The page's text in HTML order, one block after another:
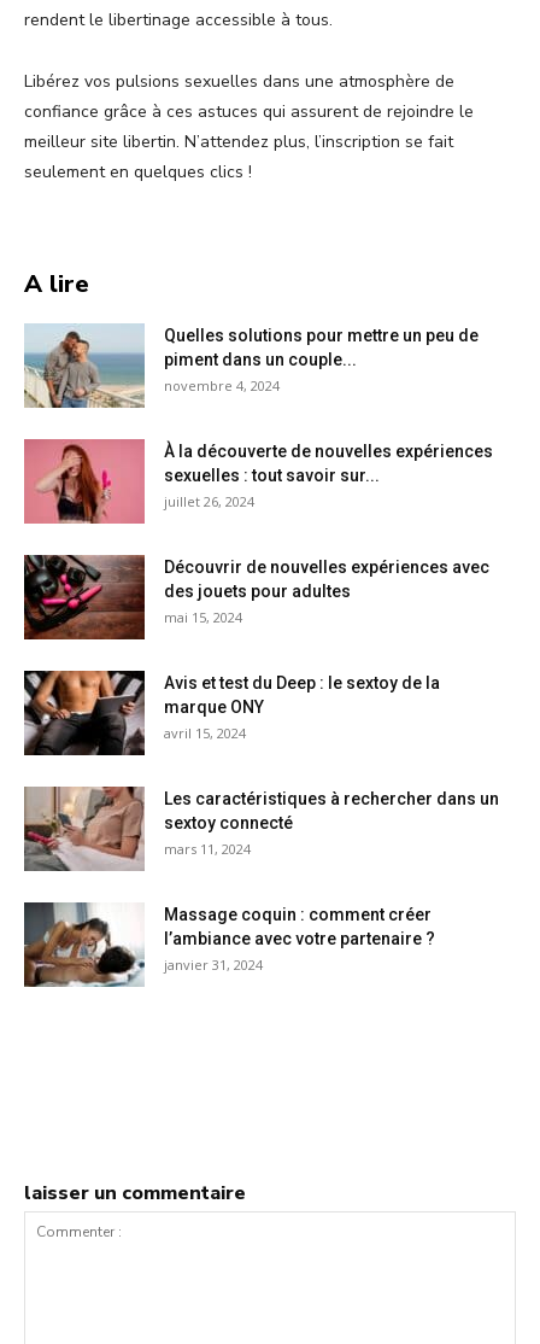
rendent le libertinage accessible à tous.
Libérez vos pulsions sexuelles dans une atmosphère de
confiance grâce à ces astuces qui assurent de rejoindre le
meilleur site libertin. N’attendez plus, l’inscription se fait
seulement en quelques clics !
A lire
Quelles solutions pour mettre un peu de
piment dans un couple...
novembre 4, 2024
À la découverte de nouvelles expériences
sexuelles : tout savoir sur...
juillet 26, 2024
Découvrir de nouvelles expériences avec
des jouets pour adultes
mai 15, 2024
Avis et test du Deep : le sextoy de la
marque ONY
avril 15, 2024
Les caractéristiques à rechercher dans un
sextoy connecté
mars 11, 2024
Massage coquin : comment créer
l’ambiance avec votre partenaire ?
janvier 31, 2024
laisser un commentaire